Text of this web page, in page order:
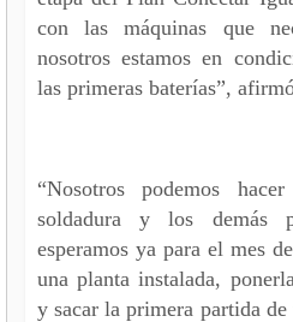
con las máquinas que
nosotros estamos en
las primeras baterías”,
“Nosotros podemos
soldadura y los demás
esperamos ya para el mes
una planta instalada,
y sacar la primera partida